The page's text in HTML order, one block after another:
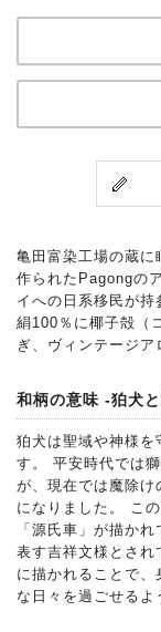
亀田富染工場の蔵に
作られたPagongの
イへの日系移民が持
絹100％に椰子殻（
ぎ、ヴィンテージア
和柄の意味 -狛犬
狛犬は聖域や神様を
す。 平安時代では
が、現在では魔除け
になりました。 こ
「源氏車」が描か
表す吉祥文様とされ
に描かれることで
な日々を過ごせるよ